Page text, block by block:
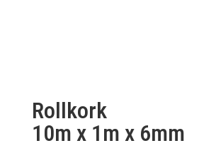
Rollkork
10m x 1m x 6mm